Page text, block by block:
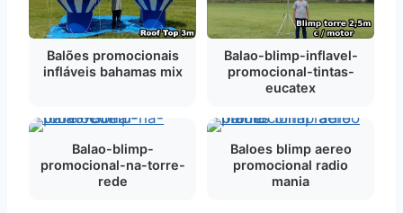
Balões promocionais
infláveis bahamas mix
Balao-blimp-inflavel-
promocional-tintas-
eucatex
Balao-blimp-
promocional-na-torre-
rede
Baloes blimp aereo
promocional radio
mania